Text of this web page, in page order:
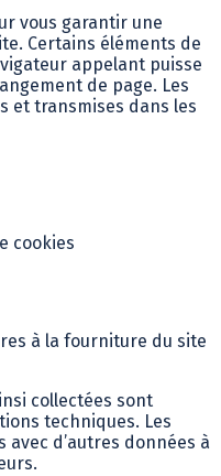
vous garantir une
Certains éléments de
appelant puisse
de page. Les
et transmises dans les
cookies
à la fourniture du site
collectées sont
techniques. Les
d’autres données à